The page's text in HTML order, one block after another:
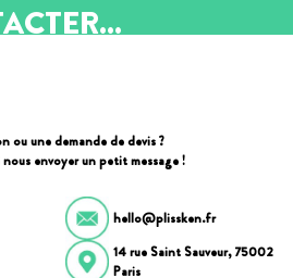
ou une demande de devis ?
nous envoyer un petit message !
hello@plissken.fr
14 rue Saint Sauveur, 75002
Paris